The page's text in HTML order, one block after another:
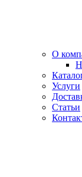
О
Услуги
Статьи